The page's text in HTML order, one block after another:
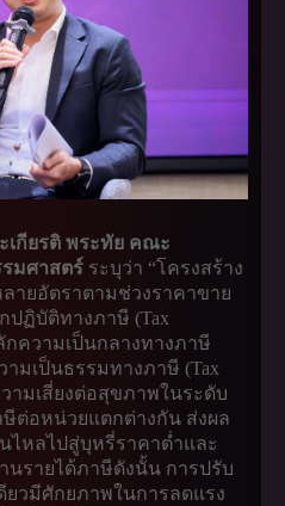
เกียรติ พระทัย คณะ
มศาสตร์ ระบุว่า “โครงสร้าง
ายอัตราตามช่วงราคาขาย
ปฏิบัติทางภาษี (Tax
กความเป็นกลางทางภาษี
ามเป็นธรรมทางภาษี (Tax
ามเสี่ยงต่อสุขภาพในระดับ
ต่อหน่วยแตกต่างกัน ส่งผล
ไหลไปสู่บุหรี่ราคาต่ำและ
รายได้ภาษีดังนั้น การปรับ
ยวมีศักยภาพในการลดแรง